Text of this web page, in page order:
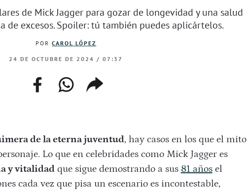
de Mick Jagger para gozar de longevidad y una salud
de excesos. Spoiler: tú también puedes aplicártelos.
PORCAROL LÓPEZ
24 DE OCTUBRE DE 2024 / 07:37
facebookwhatsapp
web
copiar
enlace
de la eterna juventud, hay casos en los que el mito
Lo que en celebridades como Mick Jagger es
y vitalidadque sigue demostrando a sus 81 añosel
cada vez que pisa un escenario es incontestable,